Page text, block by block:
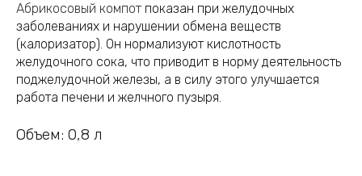
Абрикосовый компотпоказан при желудочных
заболеваниях и нарушении обмена веществ
(калоризатор). Он нормализуют кислотность
желудочного сока, что приводит в норму деятельность
поджелудочной железы, а в силу этого улучшается
работа печени и желчного пузыря.
Объем: 0,8 л